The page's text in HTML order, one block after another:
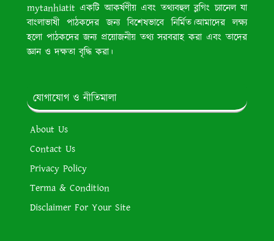
mytanhiatit একটি আকর্ষণীয় এবং তথ্যবহুল ব্লগিং চ্যানেল যা
বাংলাভাষী পাঠকদের জন্য বিশেষভাবে নির্মিত।আমাদের লক্ষ্য
হলো পাঠকদের জন্য প্রয়োজনীয় তথ্য সরবরাহ করা এবং তাদের
জ্ঞান ও দক্ষতা বৃদ্ধি করা।
যোগাযোগ ও নীতিমালা
About Us
Contact Us
Privacy Policy
Terma & Condition
Disclaimer For Your Site